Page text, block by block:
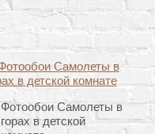
Фотообои Самолеты в
горах в детской